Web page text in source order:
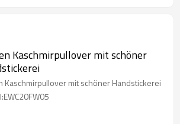
Kaschmirpullover mit schöner
Kaschmirpullover mit schöner Handstickerei